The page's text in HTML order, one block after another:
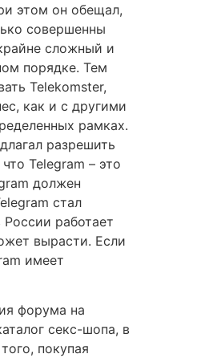
этом он обещал,
совершенны
сложный и
порядке. Тем
Telekomster,
как и с другими
рамках.
разрешить
Telegram – это
должен
стал
работает
вырасти. Если
имеет
форума на
секс-шопа, в
покупая